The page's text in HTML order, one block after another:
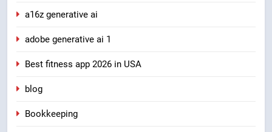
a16z generative ai
adobe generative ai 1
Best fitness app 2026 in USA
blog
Bookkeeping